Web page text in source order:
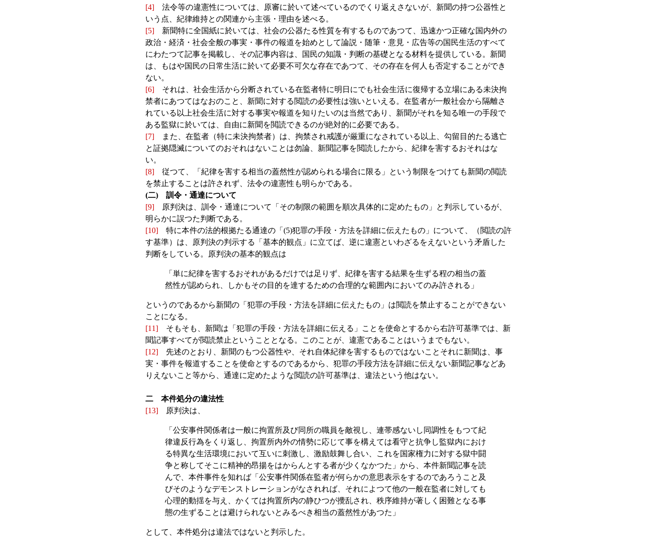
[4] 法令等の違憲性については、原審に於いて述べているのでくり返えさないが、新聞の持つ公器性と
いう点、紀律維持との関連から主張・理由を述べる。
[5] 新聞特に全国紙に於いては、社会の公器たる性質を有するものであつて、迅速かつ正確な国内外の
政治・経済・社会全般の事実・事件の報道を始めとして論説・随筆・意見・広告等の国民生活のすべて
にわたつて記事を掲載し、その記事内容は、国民の知識・判断の基礎となる材料を提供している。新聞
は、もはや国民の日常生活に於いて必要不可欠な存在であつて、その存在を何人も否定することができ
ない。
[6] それは、社会生活から分断されている在監者特に明日にでも社会生活に復帰する立場にある未決拘
禁者にあつてはなおのこと、新聞に対する閲読の必要性は強いといえる。在監者が一般社会から隔離さ
れている以上社会生活に対する事実や報道を知りたいのは当然であり、新聞がそれを知る唯一の手段で
ある監獄に於いては、自由に新聞を閲読できるのが絶対的に必要である。
[7] また、在監者（特に未決拘禁者）は、拘禁され戒護が厳重になされている以上、勾留目的たる逃亡
と証拠隠滅についてのおそれはないことは勿論、新聞記事を閲読したから、紀律を害するおそれはな
い。
[8] 従つて、「紀律を害する相当の蓋然性が認められる場合に限る」という制限をつけても新聞の閲読
を禁止することは許されず、法令の違憲性も明らかである。
(二) 訓令・通達について
[9] 原判決は、訓令・通達について「その制限の範囲を順次具体的に定めたもの」と判示しているが、
明らかに誤つた判断である。
[10] 特に本件の法的根拠たる通達の「(5)犯罪の手段・方法を詳細に伝えたもの」について、（閲読の許
す基準）は、原判決の判示する「基本的観点」に立てば、逆に違憲といわざるをえないという矛盾した
判断をしている。原判決の基本的観点は
「単に紀律を害するおそれがあるだけでは足りず、紀律を害する結果を生ずる程の相当の蓋
然性が認められ、しかもその目的を達するための合理的な範囲内においてのみ許される」
というのであるから新聞の「犯罪の手段・方法を詳細に伝えたもの」は閲読を禁止することができない
ことになる。
[11] そもそも、新聞は「犯罪の手段・方法を詳細に伝える」ことを使命とするから右許可基準では、新
聞記事すべてが閲読禁止ということとなる。このことが、違憲であることはいうまでもない。
[12] 先述のとおり、新聞のもつ公器性や、それ自体紀律を害するものではないことそれに新聞は、事
実・事件を報道することを使命とするのであるから、犯罪の手段方法を詳細に伝えない新聞記事などあ
りえないこと等から、通達に定めたような閲読の許可基準は、違法という他はない。
二 本件処分の違法性
[13] 原判決は、
「公安事件関係者は一般に拘置所及び同所の職員を敵視し、連帯感ないし同調性をもつて紀
律違反行為をくり返し、拘置所内外の情勢に応じて事を構えては看守と抗争し監獄内におけ
る特異な生活環境において互いに刺激し、激励鼓舞し合い、これを国家権力に対する獄中闘
争と称してそこに精神的昂揚をはからんとする者が少くなかつた」から、本件新聞記事を読
んで、本件事件を知れば「公安事件関係在監者が何らかの意思表示をするのであろうこと及
びそのようなデモンストレーションがなされれば、それによつて他の一般在監者に対しても
心理的動揺を与え、かくては拘置所内の静ひつが攪乱され、秩序維持が著しく困難となる事
態の生ずることは避けられないとみるべき相当の蓋然性があつた」
として、本件処分は違法ではないと判示した。